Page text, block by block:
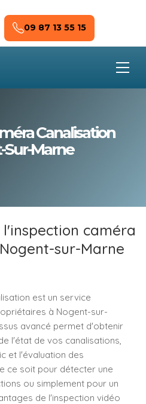
09 87 13 55 15
Canalisation
Marne
caméra
sur-Marne
est un service
à Nogent-sur-
avancé permet d'obtenir
l'état de vos canalisations,
et l'évaluation des
ce soit pour détecter une
ou simplement pour un
de l'inspection vidéo